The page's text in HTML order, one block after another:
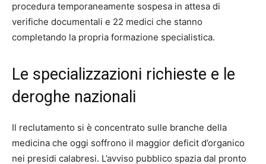
procedura temporaneamente sospesa in attesa di
verifiche documentali e 22 medici che stanno
completando la propria formazione specialistica.
Le specializzazioni richieste e le
deroghe nazionali
Il reclutamento si è concentrato sulle branche della
medicina che oggi soffrono il maggior deficit d’organico
nei presidi calabresi. L’avviso pubblico spazia dal pronto